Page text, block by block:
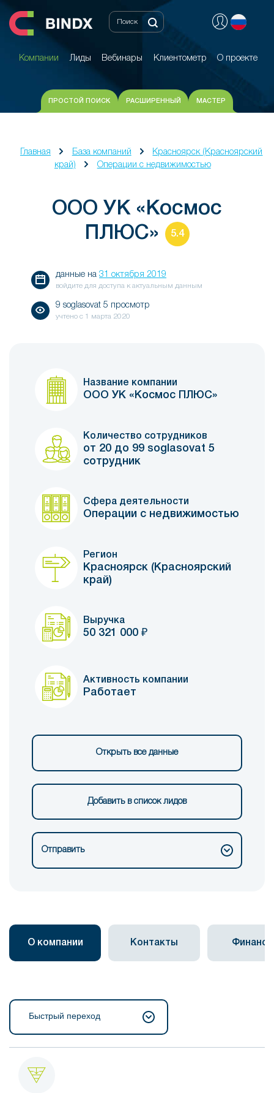
Компании Лиды Вебинары Клиентометр О проекте
Компании Лиды Вебинары Клиентометр О проекте
ПРОСТОЙ ПОИСК РАСШИРЕННЫЙ МАСТЕР
Главная База компаний
Красноярск (Красноярский
край)
Операции с недвижимостью
ООО УК «Космос
ПЛЮС»
5.4
данные на 31 октября 2019
войдите для доступа к актуальным данным
9 soglasovat 5 просмотр
учтено с 1 марта 2020
Название компании
ООО УК «Космос ПЛЮС»
Количество сотрудников
от 20 до 99 soglasovat 5
сотрудник
Сфера деятельности
Операции с недвижимостью
Регион
Красноярск (Красноярский
край)
Выручка
50 321 000 ₽
Активность компании
Работает
Открыть все данные
Добавить в список лидов
Отправить
О компании Контакты Финансы
Быстрый переход